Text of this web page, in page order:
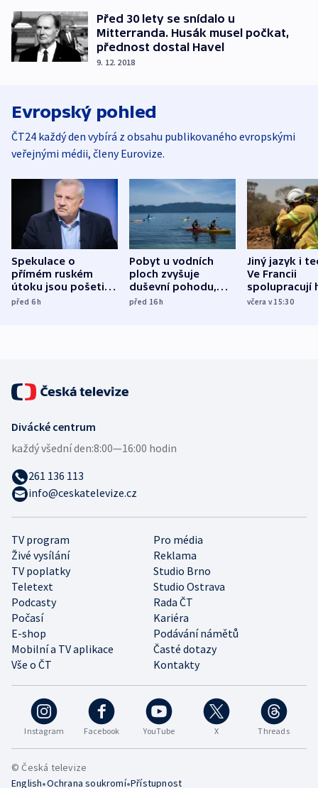
Před 30 lety se snídalo u
Mitterranda. Husák musel počkat,
přednost dostal Havel
9. 12. 2018
Evropský pohled
ČT24 každý den vybírá z obsahu publikovaného evropskými
veřejnými médii, členy Eurovize.
Spekulace o
přímém ruském
útoku jsou pošetilé,
míní estonský
před 6h
Pobyt u vodních
ploch zvyšuje
duševní pohodu,
ukázala
před 16h
Jiný jazyk i
Ve Francii
spolupracují
různých zemí
včera v 15:30
Instagram Facebook YouTube X Threads
TV program
Pro média
Živé vysílání
Reklama
TV poplatky
Studio Brno
Teletext
Studio Ostrava
Podcasty
Rada ČT
Počasí
Kariéra
E-shop
Podávání námětů
Mobilní a TV aplikace
Časté dotazy
Vše o ČT
Kontakty
Divácké centrum
každý všední den:8:00—16:00 hodin
261 136 113
info@ceskatelevize.cz
© Česká televize
English•Ochrana soukromí•Přístupnost